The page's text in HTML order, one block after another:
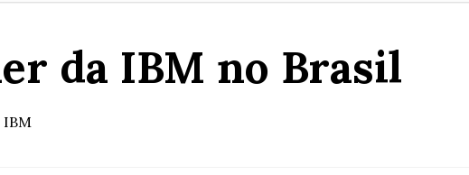
da IBM no Brasil
IBM